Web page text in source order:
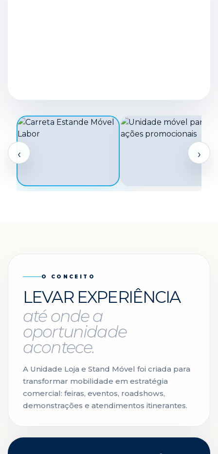
‹ ›
O CONCEITO
LEVAR EXPERIÊNCIA
até onde a
oportunidade
acontece.
A Unidade Loja e Stand Móvel foi criada para
transformar mobilidade em estratégia
comercial: feiras, eventos, roadshows,
demonstrações e atendimentos itinerantes.